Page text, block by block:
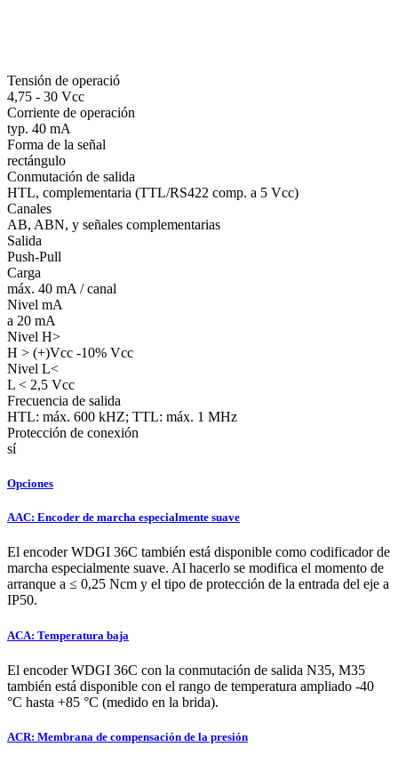
Tensión de operació
4,75 - 30 Vcc
Corriente de operación
typ. 40 mA
Forma de la señal
rectángulo
Conmutación de salida
HTL, complementaria (TTL/RS422 comp. a 5 Vcc)
Canales
AB, ABN, y señales complementarias
Salida
Push-Pull
Carga
máx. 40 mA / canal
Nivel mA
a 20 mA
Nivel H>
H > (+)Vcc -10% Vcc
Nivel L<
L < 2,5 Vcc
Frecuencia de salida
HTL: máx. 600 kHZ; TTL: máx. 1 MHz
Protección de conexión
sí
Opciones
AAC: Encoder de marcha especialmente suave
El encoder WDGI 36C también está disponible como codificador de
marcha especialmente suave. Al hacerlo se modifica el momento de
arranque a ≤ 0,25 Ncm y el tipo de protección de la entrada del eje a
IP50.
ACA: Temperatura baja
El encoder WDGI 36C con la conmutación de salida N35, M35
también está disponible con el rango de temperatura ampliado -40
°C hasta +85 °C (medido en la brida).
ACR: Membrana de compensación de la presión